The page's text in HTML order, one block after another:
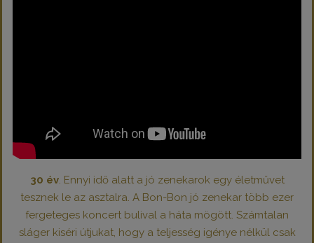
30 év. Ennyi idő alatt a jó zenekarok egy életművet
tesznek le az asztalra. A Bon-Bon jó zenekar több ezer
fergeteges koncert bulival a háta mögött. Számtalan
sláger kiséri útjukat, hogy a teljesség igénye nélkül csak